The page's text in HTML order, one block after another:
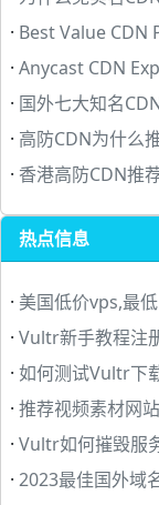
· Best Value CDN
· Anycast CDN
· 国外七大知名
· 高防CDN为什么
· 香港高防CDN推
热点信息
· 美国低价vps,最
· Vultr新手教程注
· 如何测试Vultr下
· 推荐视频素材网
· Vultr如何摧毁服
· 2023最佳国外域